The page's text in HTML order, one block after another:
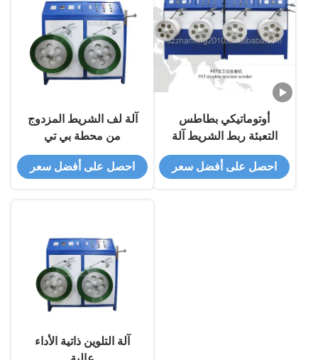
أوتوماتيكي بطاطس
التعبئة ربط الشريط آلة
التلف مزدوجة محطة ربط
الملف
احصل على أفضل سعر
آلة لف الشريط المزدوج
من محطة بي تي
احصل على أفضل سعر
آلة التلوين ذاتية الأداء